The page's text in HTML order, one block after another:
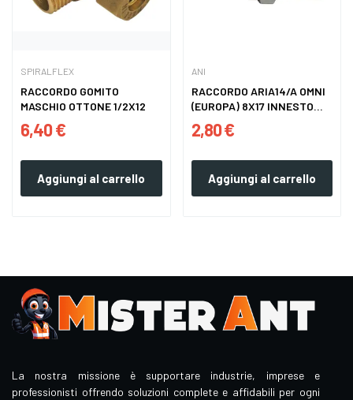
SPIRALFLEX
RACCORDO GOMITO
MASCHIO OTTONE 1/2X12
6,40 €
Aggiungi al carrello
ANI
RACCORDO ARIA14/A OMNI
(EUROPA) 8X17 INNESTO...
2,80 €
Aggiungi al carrello
La nostra missione è supportare industrie, imprese e
professionisti offrendo soluzioni complete e affidabili per ogni